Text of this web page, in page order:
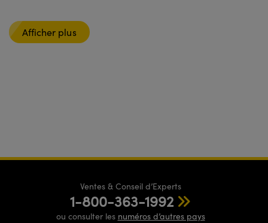
Afficher plus
Ventes & Conseil d’Experts
1-800-363-1992
ou consulter les numéros d’autres pays